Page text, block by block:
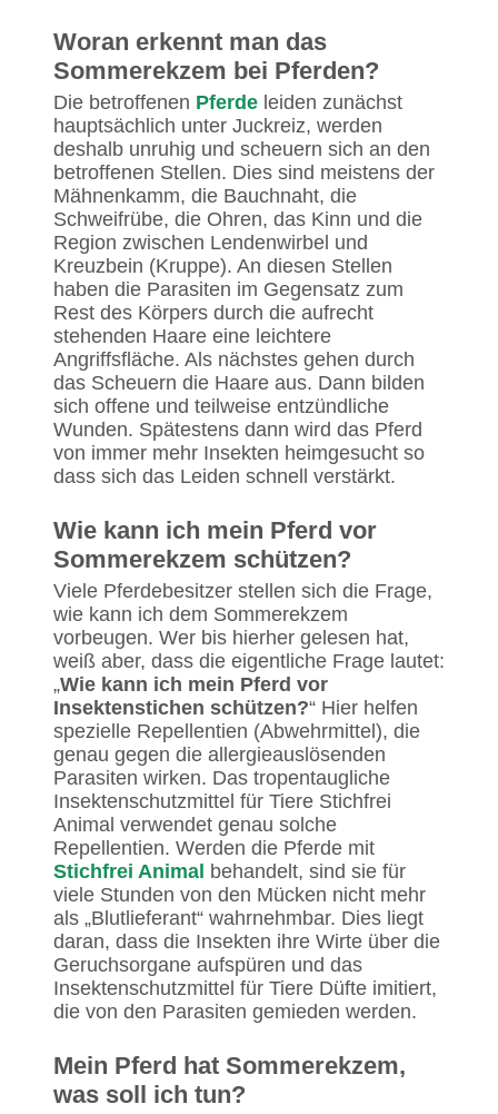
Woran erkennt man das
Sommerekzem bei Pferden?
Die betroffenen Pferde leiden zunächst
hauptsächlich unter Juckreiz, werden
deshalb unruhig und scheuern sich an den
betroffenen Stellen. Dies sind meistens der
Mähnenkamm, die Bauchnaht, die
Schweifrübe, die Ohren, das Kinn und die
Region zwischen Lendenwirbel und
Kreuzbein (Kruppe). An diesen Stellen
haben die Parasiten im Gegensatz zum
Rest des Körpers durch die aufrecht
stehenden Haare eine leichtere
Angriffsfläche. Als nächstes gehen durch
das Scheuern die Haare aus. Dann bilden
sich offene und teilweise entzündliche
Wunden. Spätestens dann wird das Pferd
von immer mehr Insekten heimgesucht so
dass sich das Leiden schnell verstärkt.
Wie kann ich mein Pferd vor
Sommerekzem schützen?
Viele Pferdebesitzer stellen sich die Frage,
wie kann ich dem Sommerekzem
vorbeugen. Wer bis hierher gelesen hat,
weiß aber, dass die eigentliche Frage lautet:
„Wie kann ich mein Pferd vor
Insektenstichen schützen?“ Hier helfen
spezielle Repellentien (Abwehrmittel), die
genau gegen die allergieauslösenden
Parasiten wirken. Das tropentaugliche
Insektenschutzmittel für Tiere Stichfrei
Animal verwendet genau solche
Repellentien. Werden die Pferde mit
Stichfrei Animal behandelt, sind sie für
viele Stunden von den Mücken nicht mehr
als „Blutlieferant“ wahrnehmbar. Dies liegt
daran, dass die Insekten ihre Wirte über die
Geruchsorgane aufspüren und das
Insektenschutzmittel für Tiere Düfte imitiert,
die von den Parasiten gemieden werden.
Mein Pferd hat Sommerekzem,
was soll ich tun?